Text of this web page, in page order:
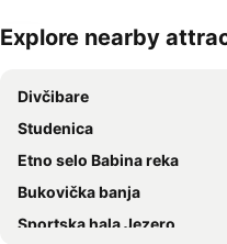
Explore nearby
Divčibare
Studenica
Etno selo Babina reka
Bukovička banja
Sportska hala Jezero